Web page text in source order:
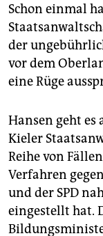
Schon einmal
der
vor dem
eine Rüge
Hansen geht es
Kieler
Reihe von
Verfahren
und der SPD
eingestellt hat.